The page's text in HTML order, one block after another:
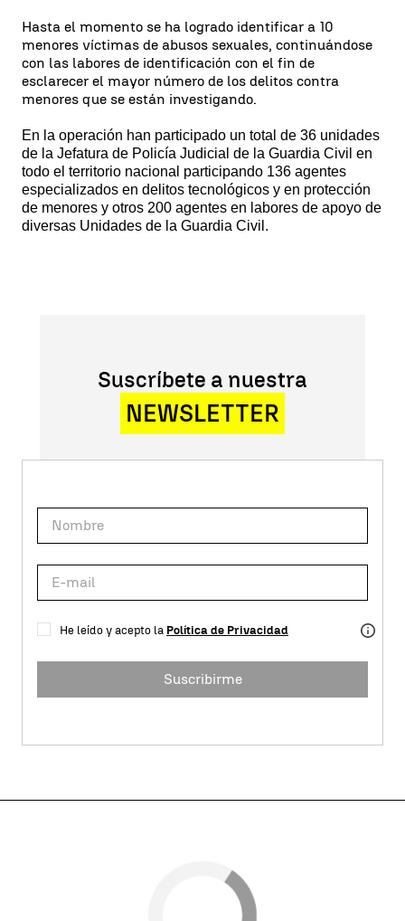
Hasta el momento se ha logrado identificar a 10
menores víctimas de abusos sexuales, continuándose
con las labores de identificación con el fin de
esclarecer el mayor número de los delitos contra
menores que se están investigando.
En la operación han participado un total de 36 unidades
de la Jefatura de Policía Judicial de la Guardia Civil en
todo el territorio nacional participando 136 agentes
especializados en delitos tecnológicos y en protección
de menores y otros 200 agentes en labores de apoyo de
diversas Unidades de la Guardia Civil.
Suscríbete a nuestra
NEWSLETTER
He leído y acepto la Política de Privacidad
Suscribirme